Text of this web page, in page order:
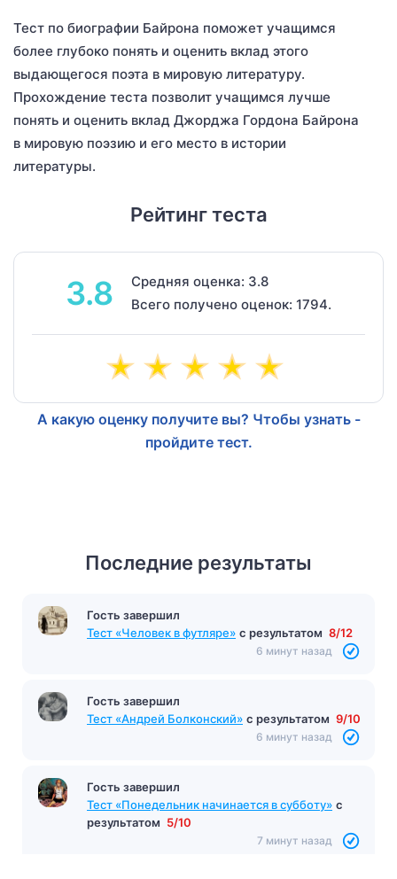
Тест по биографии Байрона поможет учащимся
более глубоко понять и оценить вклад этого
выдающегося поэта в мировую литературу.
Прохождение теста позволит учащимся лучше
понять и оценить вклад Джорджа Гордона Байрона
в мировую поэзию и его место в истории
литературы.
Рейтинг теста
3.8
Средняя оценка: 3.8
Всего получено оценок: 1794.
А какую оценку получите вы? Чтобы узнать -
пройдите тест.
Последние результаты
Гость завершил
Тест «Человек в футляре» с результатом 8/12
6 минут назад
Гость завершил
Тест «Андрей Болконский» с результатом 9/10
6 минут назад
Гость завершил
Тест «Понедельник начинается в субботу» с
результатом 5/10
7 минут назад